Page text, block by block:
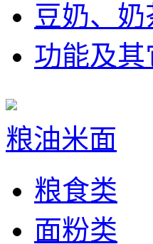
豆奶、奶
功能及其
粮油米面
粮食类
面粉类